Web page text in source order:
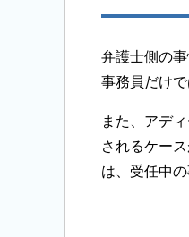
弁護士側の
事務員だけ
また、アデ
されるケー
は、受任中